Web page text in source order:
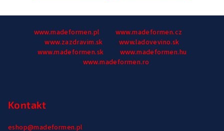
www.madeformen.pl
www.madeformen.cz
www.zazdravim.sk
www.ladovevino.sk
www.madeformen.sk
www.madeformen.hu
www.madeformen.ro
Kontakt
eshop@madeformen.pl